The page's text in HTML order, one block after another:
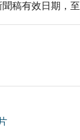
聞稿有效日期，至